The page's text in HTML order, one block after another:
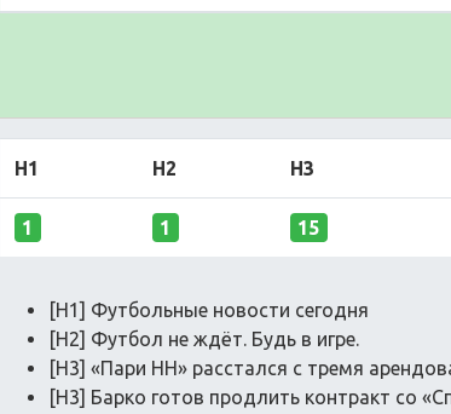
H1 H2 H3
1 1 15
[H1] Футбольные новости сегодня
[H2] Футбол не ждёт. Будь в игре.
[H3] «Пари НН» расстался с тремя
[H3] Барко готов продлить контракт со